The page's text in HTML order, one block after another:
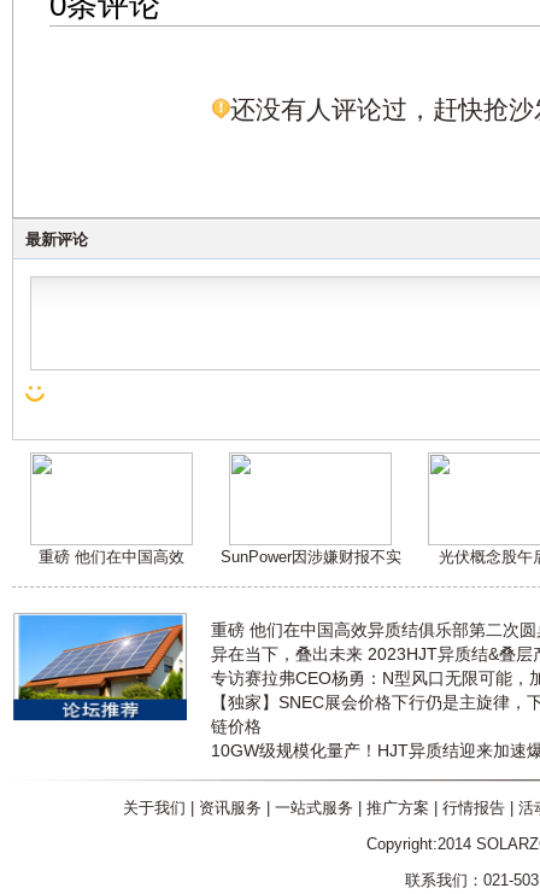
还没有人评论过，赶快抢沙
最新评论
重磅 他们在中国高效 SunPower因涉嫌财报不实 光伏概念股午
重磅 他们在中国高效异质结俱乐部第二次
异在当下，叠出未来 2023HJT异质结&叠层
专访赛拉弗CEO杨勇：N型风口无限可能，
【独家】SNEC展会价格下行仍是主旋律，
链价格
10GW级规模化量产！HJT异质结迎来加速
关于我们 资讯服务 一站式服务 推广方案 行情报告| 活
Copyright:2014
联系我们：021-